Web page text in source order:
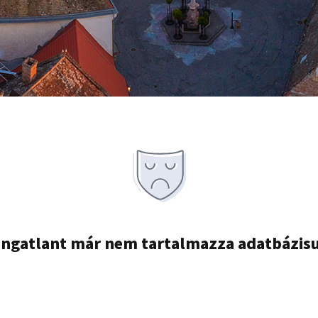
már nem tartalmazza